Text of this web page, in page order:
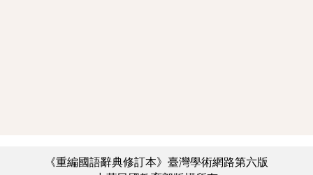
《重編國語辭典修訂本》臺灣學術網路第六版